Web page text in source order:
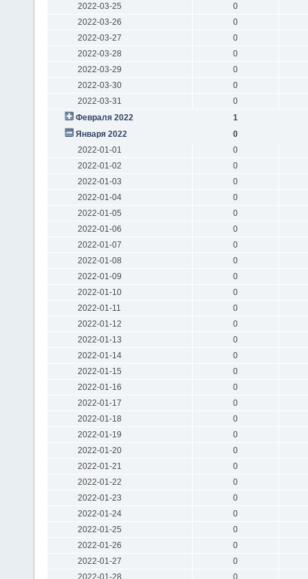
2022-03-25
0
2022-03-26
0
2022-03-27
0
2022-03-28
0
2022-03-29
0
2022-03-30
0
2022-03-31
0
Февраля 2022
1
Января 2022
0
2022-01-01
0
2022-01-02
0
2022-01-03
0
2022-01-04
0
2022-01-05
0
2022-01-06
0
2022-01-07
0
2022-01-08
0
2022-01-09
0
2022-01-10
0
2022-01-11
0
2022-01-12
0
2022-01-13
0
2022-01-14
0
2022-01-15
0
2022-01-16
0
2022-01-17
0
2022-01-18
0
2022-01-19
0
2022-01-20
0
2022-01-21
0
2022-01-22
0
2022-01-23
0
2022-01-24
0
2022-01-25
0
2022-01-26
0
2022-01-27
0
2022-01-28
0